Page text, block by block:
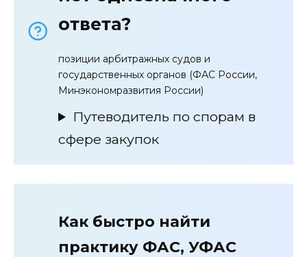
ответа?
позиции арбитражных судов и
государственных органов (ФАС России,
Минэкономразвития России)
Путеводитель по спорам в
сфере закупок
Как быстро найти
практику ФАС, УФАС